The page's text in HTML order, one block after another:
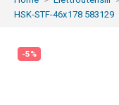
HSK-STF-46x178 583129
-5%